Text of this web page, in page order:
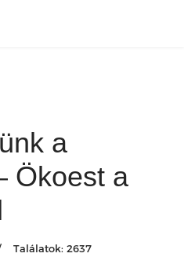
a
Ökoest a
Találatok: 2637